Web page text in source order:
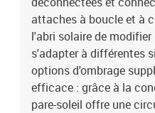
attaches à boucle et à
l'abri solaire de
s'adapter à différentes
options d'ombrage
efficace : grâce à la
pare-soleil offre une